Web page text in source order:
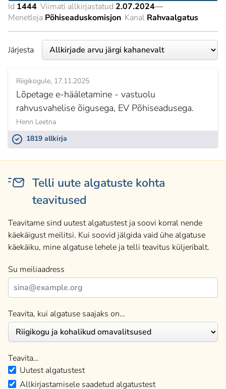
Id 1444 Viimati allkirjastatud 2.07.2024—
Menetleja Põhiseaduskomisjon Kanal Rahvaalgatus
Järjesta
Riigikogule 17.11.2025
Lõpetage e-hääletamine - vastuolu
rahvusvahelise õigusega, EV Põhiseadusega.
Henn Leetna
1819 allkirja
Telli uute algatuste kohta
teavitused
Teavitame sind uutest algatustest ja soovi korral nende
käekäigust meilitsi. Kui soovid jälgida vaid ühe algatuse
käekäiku, mine algatuse lehele ja telli teavitus küljeribalt.
Su meiliaadress
Teavita, kui algatuse saajaks on…
Teavita…
Uutest algatustest
Allkirjastamisele saadetud algatustest